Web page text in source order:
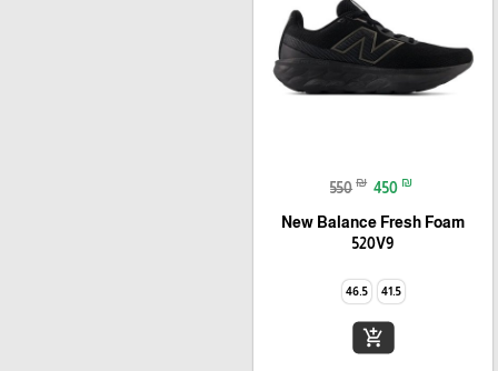
550 ₪ 450 ₪
New Balance Fresh Foam
520V9
41.5
46.5
add_shopping_cart